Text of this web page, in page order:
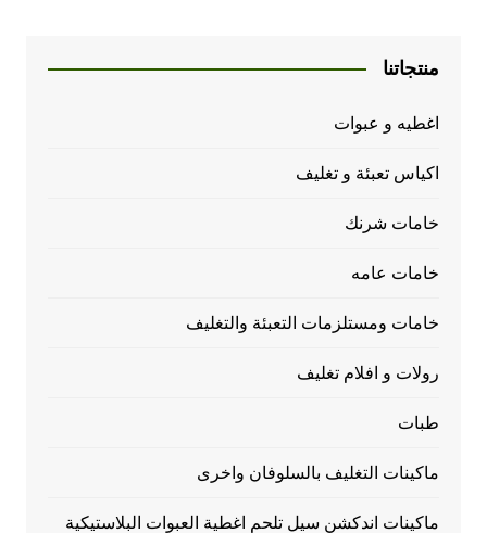
منتجاتنا
اغطيه و عبوات
اكياس تعبئة و تغليف
خامات شرنك
خامات عامه
خامات ومستلزمات التعبئة والتغليف
رولات و افلام تغليف
طبات
ماكينات التغليف بالسلوفان واخرى
ماكينات اندكشن سيل تلحم اغطية العبوات البلاستيكية